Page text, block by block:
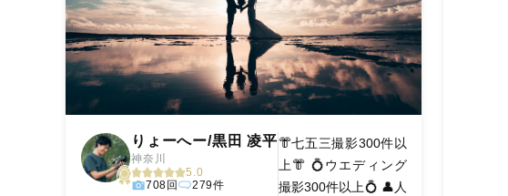
りょーへー/黒田 凌平
神奈川
5.0
708回
279件
👘七五三撮影300件以
上👘 💍ウエディング
撮影300件以上💍 👤人